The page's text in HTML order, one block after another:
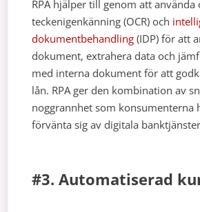
RPA hjälper till genom att använda
teckenigenkänning (OCR) och
dokumentbehandling (IDP) för att
dokument, extrahera data och
med interna dokument för att
lån. RPA ger den kombination av
noggrannhet som konsumenterna
förvänta sig av digitala
#3. Automatiserad